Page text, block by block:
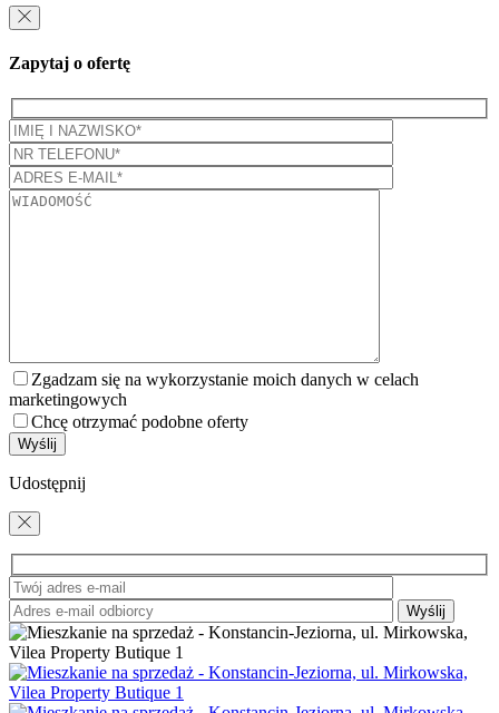
Zapytaj o ofertę
Zgadzam się na wykorzystanie moich danych w celach
marketingowych
Chcę otrzymać podobne oferty
Udostępnij